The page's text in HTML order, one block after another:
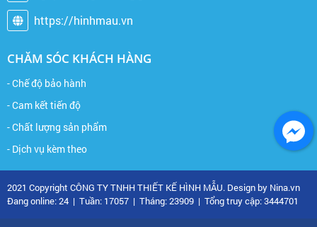
https://hinhmau.vn
CHĂM SÓC KHÁCH HÀNG
- Chế độ bảo hành
- Cam kết tiến độ
- Chất lượng sản phẩm
- Dịch vụ kèm theo
2021 Copyright CÔNG TY TNHH THIẾT KẾ HÌNH MẪU. Design by Nina.vn
Đang online: 24 | Tuần: 17057 | Tháng: 23909 | Tổng truy cập: 3444701